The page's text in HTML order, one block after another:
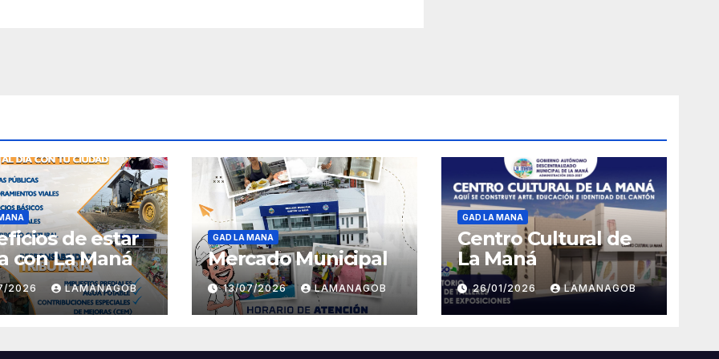
de estar
con La Maná
2026 LAMANAGOB
GAD LA MANA
Mercado Municipal
13/07/2026 LAMANAGOB
GAD LA MANA
Centro Cultural de
La Maná
26/01/2026 LAMANAGOB